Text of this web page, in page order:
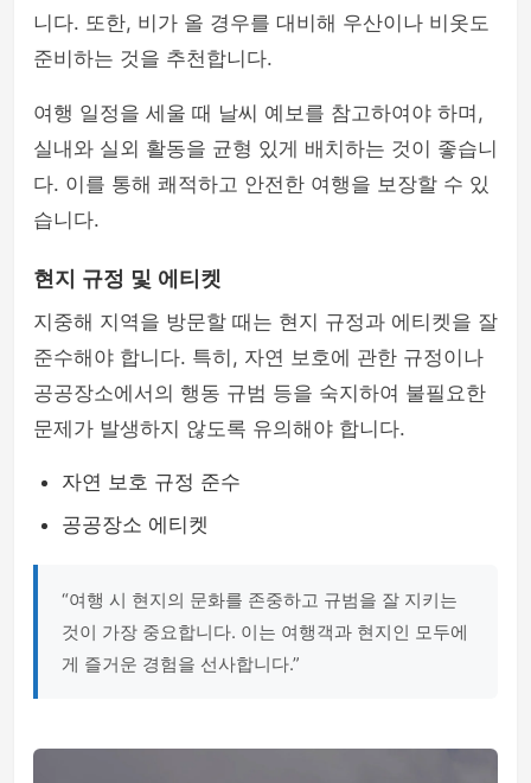
니다. 또한, 비가 올 경우를 대비해 우산이나 비옷도
준비하는 것을 추천합니다.
여행 일정을 세울 때 날씨 예보를 참고하여야 하며,
실내와 실외 활동을 균형 있게 배치하는 것이 좋습니
다. 이를 통해 쾌적하고 안전한 여행을 보장할 수 있
습니다.
현지 규정 및 에티켓
지중해 지역을 방문할 때는 현지 규정과 에티켓을 잘
준수해야 합니다. 특히, 자연 보호에 관한 규정이나
공공장소에서의 행동 규범 등을 숙지하여 불필요한
문제가 발생하지 않도록 유의해야 합니다.
자연 보호 규정 준수
공공장소 에티켓
“여행 시 현지의 문화를 존중하고 규범을 잘 지키는
것이 가장 중요합니다. 이는 여행객과 현지인 모두에
게 즐거운 경험을 선사합니다.”